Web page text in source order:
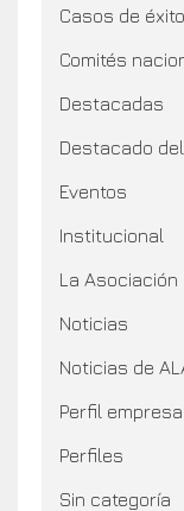
Casos de éxito
Comités
Destacadas
Destacado
Eventos
Institucional
La Asociación
Noticias
Noticias de
Perfil
Perfiles
Sin categoría